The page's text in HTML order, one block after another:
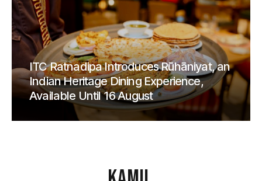
ITC Ratnadipa Introduces Rūhāniyat, an
Indian Heritage Dining Experience,
Available Until 16 August